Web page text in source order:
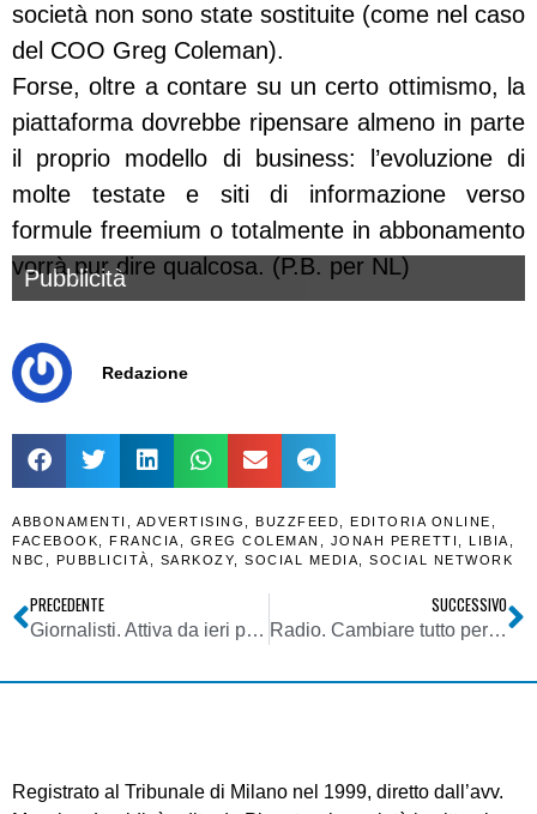
società non sono state sostituite (come nel caso
del COO Greg Coleman).
Forse, oltre a contare su un certo ottimismo, la
piattaforma dovrebbe ripensare almeno in parte
il proprio modello di business: l’evoluzione di
molte testate e siti di informazione verso
formule freemium o totalmente in abbonamento
vorrà pur dire qualcosa. (P.B. per NL)
Pubblicità
Redazione
ABBONAMENTI ADVERTISING BUZZFEED EDITORIA ONLINE
FACEBOOK
FRANCIA GREG COLEMAN JONAH PERETTI LIBIA
NBC
PUBBLICITÀ SARKOZY SOCIAL MEDIA SOCIAL NETWORK
PRECEDENTE
Giornalisti. Attiva da ieri procedura online per comunicazione dati reddituali 2017 liberi professionisti iscritti a Gestione separata
SUCCESSIVO
Radio. Cambiare tutto per non cambiare niente: le dediche 4.0 attraverso i messaggi Whatsapp in visual radio
Registrato al Tribunale di Milano nel 1999, diretto dall’avv.